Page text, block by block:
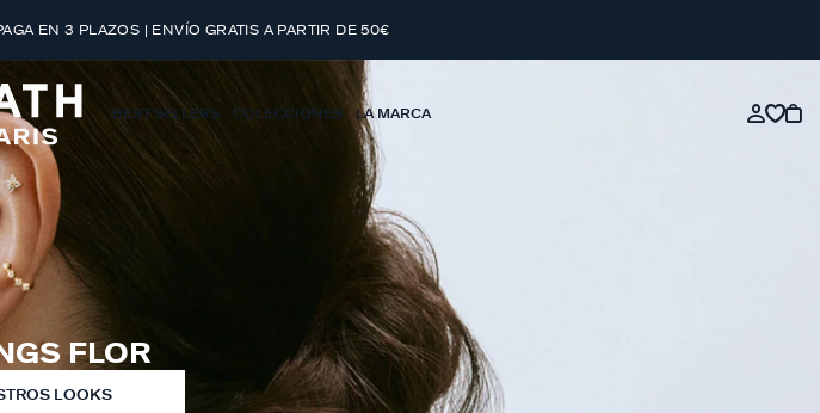
EN 3 PLAZOS | ENVÍO GRATIS A PARTIR DE 50€
BEST SELLERS COLECCIONES LA MARCA
FLOR
LOOKS